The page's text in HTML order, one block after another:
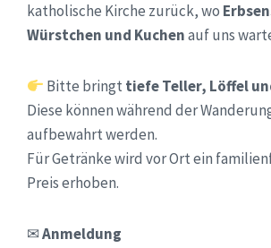
katholische Kirche zurück, wo
Würstchen und Kuchenauf uns
Bitte bringt tiefe Teller, Löffel
Diese können während der
aufbewahrt werden.
Für Getränke wird vor Ort ein
Preis erhoben.
✉Anmeldung